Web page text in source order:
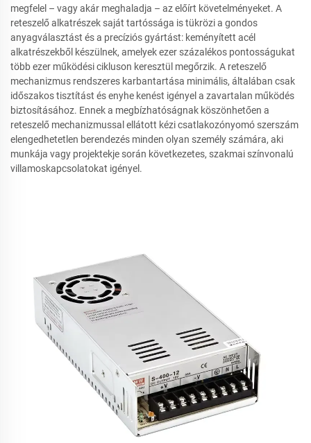
megfelel – vagy akár meghaladja – az előírt követelményeket. A
reteszelő alkatrészek saját tartóssága is tükrözi a gondos
anyagválasztást és a precíziós gyártást: keményített acél
alkatrészekből készülnek, amelyek ezer százalékos pontosságukat
több ezer működési cikluson keresztül megőrzik. A reteszelő
mechanizmus rendszeres karbantartása minimális, általában csak
időszakos tisztítást és enyhe kenést igényel a zavartalan működés
biztosításához. Ennek a megbízhatóságnak köszönhetően a
reteszelő mechanizmussal ellátott kézi csatlakozónyomó szerszám
elengedhetetlen berendezés minden olyan személy számára, aki
munkája vagy projektekje során következetes, szakmai színvonalú
villamoskapcsolatokat igényel.